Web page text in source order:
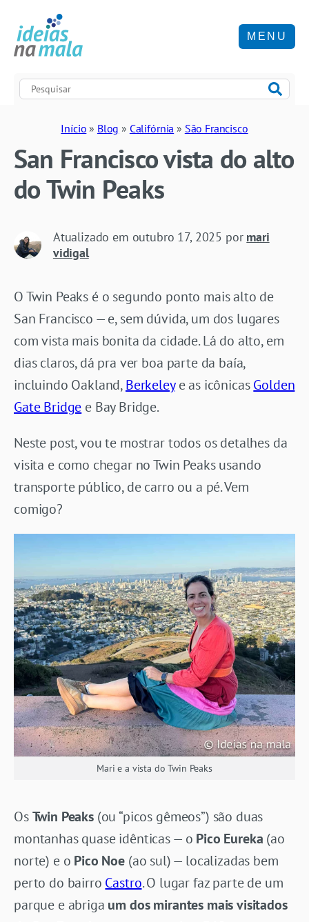
MENU
Início » Blog » Califórnia » São Francisco
San Francisco vista do alto
do Twin Peaks
Atualizado em outubro 17, 2025 por mari
vidigal
O Twin Peaks é o segundo ponto mais alto de
San Francisco — e, sem dúvida, um dos lugares
com vista mais bonita da cidade. Lá do alto, em
dias claros, dá pra ver boa parte da baía,
incluindo Oakland,Berkeleye as icônicasGolden
Gate Bridge e Bay Bridge.
Neste post, vou te mostrar todos os detalhes da
visita e como chegar no Twin Peaks usando
transporte público, de carro ou a pé. Vem
comigo?
Mari e a vista do Twin Peaks
OsTwin Peaks(ou “picos gêmeos”) são duas
montanhas quase idênticas — o Pico Eureka (ao
norte) e o Pico Noe(ao sul) — localizadas bem
perto do bairro Castro. O lugar faz parte de um
parque e abriga um dos mirantes mais visitados